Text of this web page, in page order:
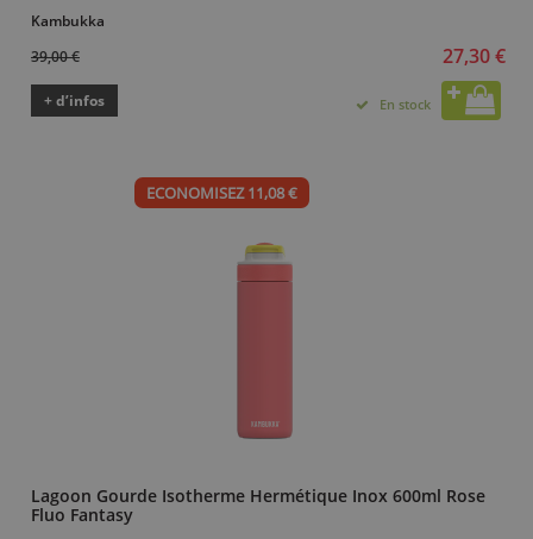
Kambukka
39,00 €
27,30 €
+ d’infos En stock
ECONOMISEZ 11,08 €
Lagoon Gourde Isotherme Hermétique Inox 600ml Rose
Fluo Fantasy